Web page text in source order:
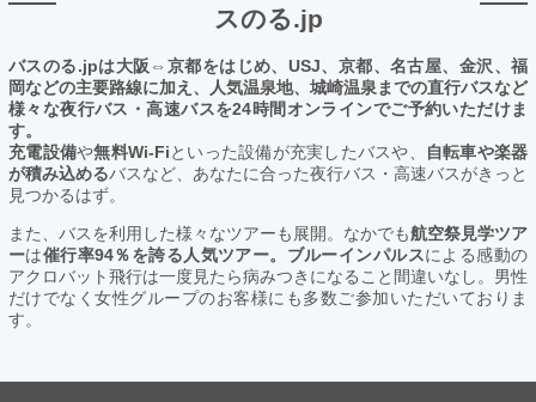
スのる.jp
バスのる.jpは大阪⇔京都をはじめ、USJ、京都、名古屋、金沢、福
岡などの主要路線に加え、人気温泉地、城崎温泉までの直行バスなど
様々な夜行バス・高速バスを24時間オンラインでご予約いただけま
す。
充電設備や無料Wi-Fiといった設備が充実したバスや、
自転車や楽器
が積み込めるバスなど、あなたに合った夜行バス・高速バスがきっと
見つかるはず。
また、バスを利用した様々なツアーも展開。なかでも航空祭見学ツア
ーは催行率94％を誇る人気ツアー。ブルーインパルスによる感動の
アクロバット飛行は一度見たら病みつきになること間違いなし。男性
だけでなく女性グループのお客様にも多数ご参加いただいておりま
す。